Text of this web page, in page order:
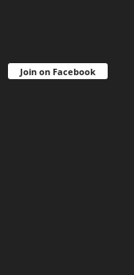
Join on Facebook